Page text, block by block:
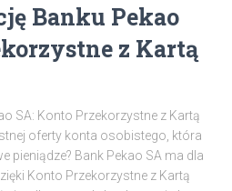
Banku Pekao
z Kartą
SA: Konto Przekorzystne z Kartą
oferty konta osobistego, która
pieniądze? Bank Pekao SA ma dla
Konto Przekorzystne z Kartą